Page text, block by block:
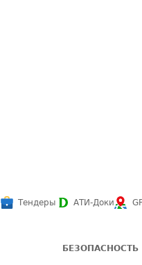
Тендеры АТИ-Доки
БЕЗОПАСНОСТЬ